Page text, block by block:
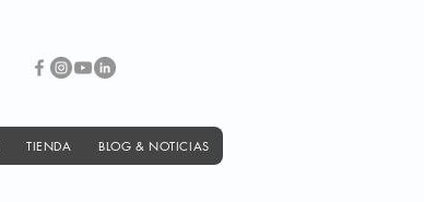
TIENDA BLOG & NOTICIAS